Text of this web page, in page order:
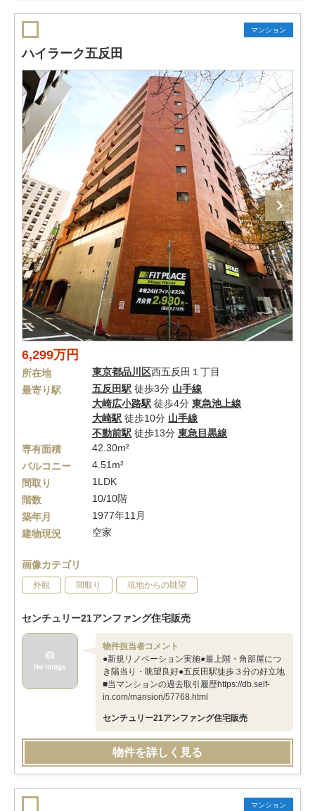
マンション
ハイラーク五反田
6,299万円
所在地 東京都品川区西五反田１丁目
最寄り駅
五反田駅 徒歩3分 山手線
大崎広小路駅 徒歩4分 東急池上線
大崎駅 徒歩10分 山手線
不動前駅 徒歩13分 東急目黒線
専有面積
42.30m²
バルコニー
4.51m²
間取り
1LDK
階数
10/10階
築年月
1977年11月
建物現況
空家
画像カテゴリ
外観 間取り 現地からの眺望
センチュリー21アンファング住宅販売
物件担当者コメント
●新規リノベーション実施●最上階・角部屋につ
き陽当り・眺望良好●五反田駅徒歩３分の好立地
■当マンションの過去取引履歴https://db.self-
in.com/mansion/57768.html
センチュリー21アンファング住宅販売
物件を詳しく見る
マンション